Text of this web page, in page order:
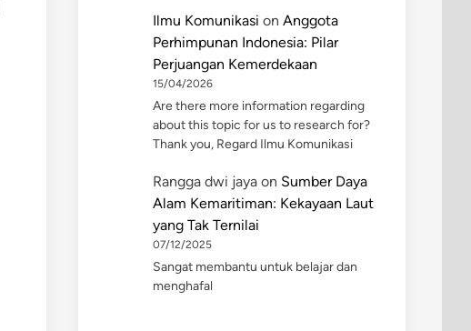
Ilmu Komunikasi on Anggota
Perhimpunan Indonesia: Pilar
Perjuangan Kemerdekaan
15/04/2026
Are there more information regarding
about this topic for us to research for?
Thank you, Regard Ilmu Komunikasi
Rangga dwi jaya on Sumber Daya
Alam Kemaritiman: Kekayaan Laut
yang Tak Ternilai
07/12/2025
Sangat membantu untuk belajar dan
menghafal